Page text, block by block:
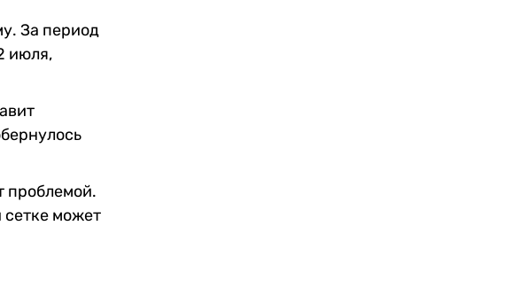
За период
июля,
проблемой.
может